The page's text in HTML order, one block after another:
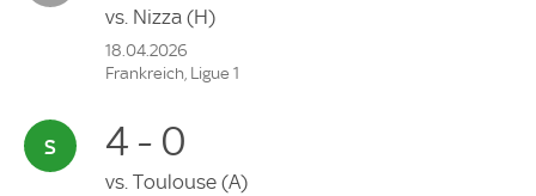
vs. Nizza (H)
18.04.2026
Frankreich, Ligue 1
4 - 0
vs. Toulouse (A)